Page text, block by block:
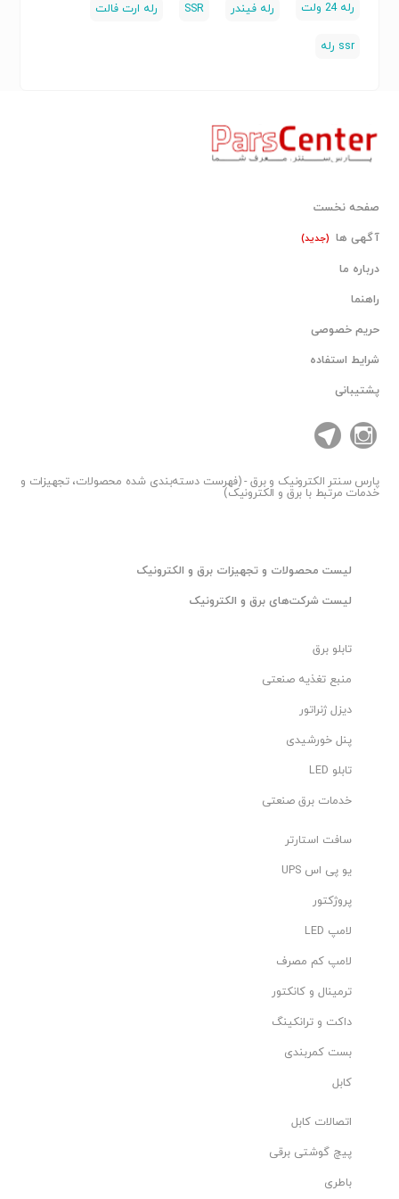
کیفیت ساخت
این نوع رله‌ها محسوب می‌شود.
مرغوب و رعایت استانداردهای اروپایی باعث شده است که
موجب سهولت نصب و نگهداری آن در انواع تابلوهای برق
می‌شود.
پیمانکاران پروژه‌های ساختمانی، شرکت‌های اتوماسیون
صنعتی و واحدهای تعمیر و نگهداری کارخانه‌ها است که به
هستند.
مزایا
​​ برند معتبر Finder ایتالیا
​​ کاهش مصرف انرژی
​​ طول عمر مکانیکی بالا
​​ قابلیت اطمینان بالا
​​ مناسب نصب روی ریل DIN
​​ کیفیت ساخت اروپایی
​​ تابلو برق صنعتی
​​ تابلو برق ساختمان
​​ سیستم روشنایی هوشمند
​​ سیستم مدیریت انرژی
​​ اتوماسیون صنعتی
​​ سیستم‌های کنترل و مانیتورینگ
برای کسب اطلاعات بیشتر با شماره زیر تماس حاصل فرمایید
دفتر(ثابت): 33993099 - 021
همراه (خط یک): 09121432945
🔹 موجود در فروشگاه پلی تکنیک
رله 24 ولت رله فیندر SSR رله ارت فالت
ssr رله
صفحه نخست
آگهی ها (جدید)
درباره ما
راهنما
حریم خصوصی
شرایط استفاده
پشتیبانی
پارس سنتر الکترونیک و برق - (فهرست دسته‌بندی شده محصولات، تجهیزات و
خدمات مرتبط با برق و الکترونیک)
ليست محصولات و تجهیزات برق و الکترونیک
ليست شرکت‌های برق و الکترونیک
تابلو برق
منبع تغذیه صنعتی
دیزل ژنراتور
پنل خورشیدی
تابلو LED
خدمات برق صنعتی
سافت استارتر
یو پی اس UPS
پروژکتور
لامپ LED
لامپ کم مصرف
ترمینال و کانکتور
داکت و ترانکینگ
بست کمربندی
کابل
اتصالات کابل
پیچ گوشتی برقی
باطری